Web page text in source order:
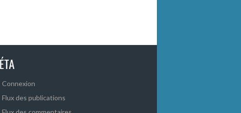
Connexion
Flux des publications